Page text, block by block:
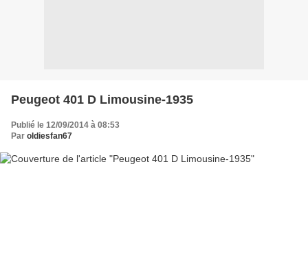
Peugeot 401 D Limousine-1935
Publié le 12/09/2014 à 08:53
Par oldiesfan67